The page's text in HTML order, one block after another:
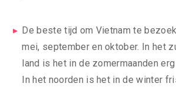
De beste tijd om Vietnam te
mei, september en oktober. In het
land is het in de zomermaanden
In het noorden is het in de winter